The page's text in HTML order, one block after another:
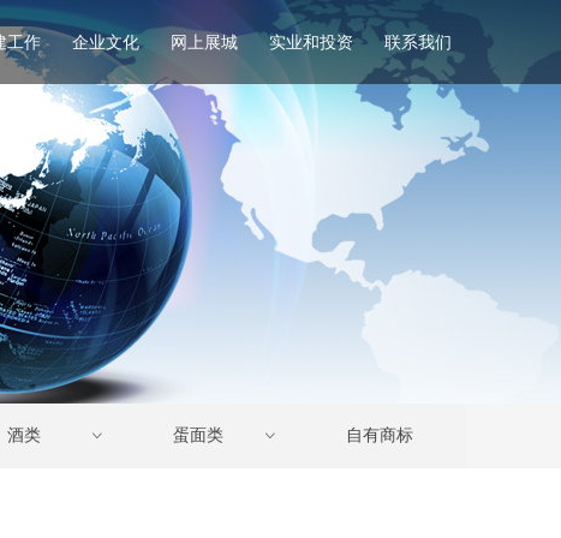
工作 企业文化 网上展城 实业和投资 联系我们
对象引用设置到对象的实例。
ꀁ
酒类 ꀁ
蛋面类 自有商标